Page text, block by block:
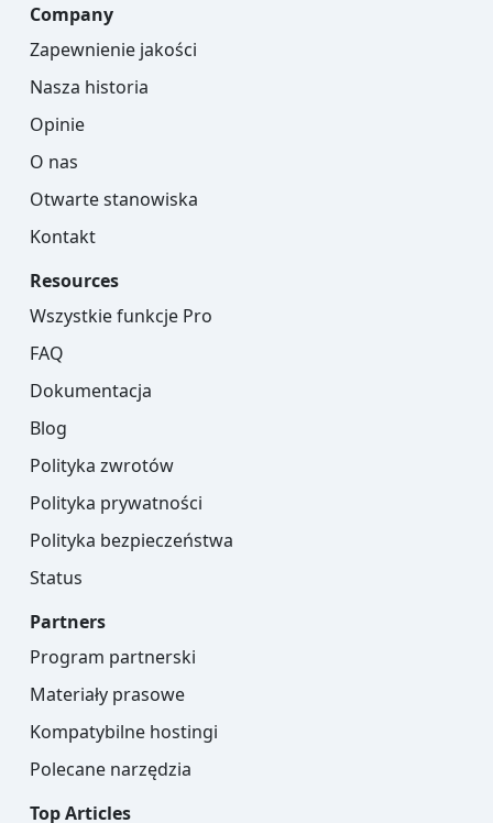
Company
Zapewnienie jakości
Nasza historia
Opinie
O nas
Otwarte stanowiska
Kontakt
Resources
Wszystkie funkcje Pro
FAQ
Dokumentacja
Blog
Polityka zwrotów
Polityka prywatności
Polityka bezpieczeństwa
Status
Partners
Program partnerski
Materiały prasowe
Kompatybilne hostingi
Polecane narzędzia
Top Articles